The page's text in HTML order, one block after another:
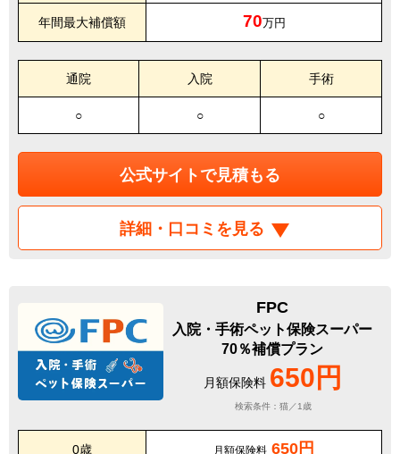
年間最大補償額 70万円
通院 入院 手術
○ ○ ○
公式サイトで見積もる
詳細・口コミを見る
FPC
入院・手術ペット保険スーパー
70％補償プラン
月額保険料 650円
検索条件：猫／1歳
0歳 月額保険料 650円